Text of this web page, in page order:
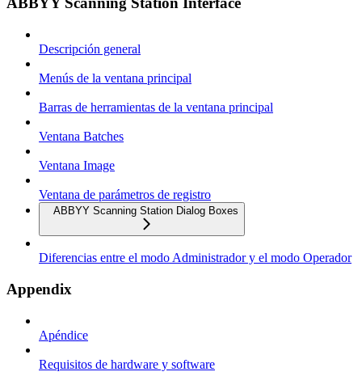
Descripción general
Menús de la ventana principal
Barras de herramientas de la ventana principal
Ventana Batches
Ventana Image
Ventana de parámetros de registro
ABBYY Scanning Station Dialog Boxes
Diferencias entre el modo Administrador y el modo Operador
Appendix
Apéndice
Requisitos de hardware y software